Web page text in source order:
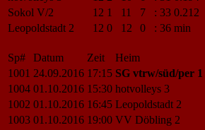
Sokol V/2
12 1 11 7 : 33 0.212
Leopoldstadt 2
12 0 12 0 : 36 min
Sp# Datum Zeit Heim
1001 24.09.2016 17:15 SG vtrw/süd/per 1
1004 01.10.2016 15:30 hotvolleys 3
1002 01.10.2016 16:45 Leopoldstadt 2
1003 01.10.2016 19:00 VV Döbling 2